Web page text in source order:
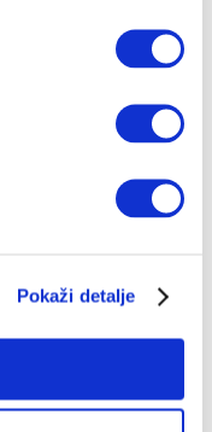
Pokaži detalje